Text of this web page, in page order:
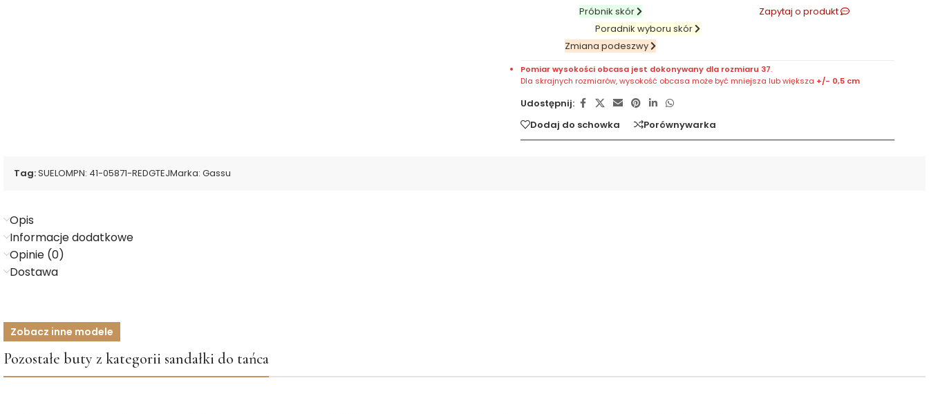
Próbnik skór
Poradnik wyboru skór
Zmiana podeszwy
Zapytaj o produkt
Pomiar wysokości obcasa jest dokonywany dla rozmiaru 37.
Dla skrajnych rozmiarów, wysokość obcasa może być mniejsza lub większa +/- 0,5 cm
Udostępnij:
Dodaj do schowka
Porównywarka
Tag:SUELOMPN: 41-05871-REDGTEJMarka: Gassu
Opis
Informacje dodatkowe
Opinie (0)
Dostawa
Zobacz inne modele
Pozostałe buty z kategorii sandałki do tańca